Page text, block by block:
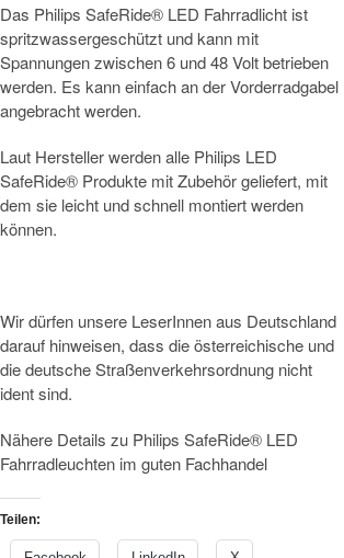
Das Philips SafeRide® LED Fahrradlicht ist
spritzwassergeschützt und kann mit
Spannungen zwischen 6 und 48 Volt betrieben
werden. Es kann einfach an der Vorderradgabel
angebracht werden.
Laut Hersteller werden alle Philips LED
SafeRide® Produkte mit Zubehör geliefert, mit
dem sie leicht und schnell montiert werden
können.
Wir dürfen unsere LeserInnen aus Deutschland
darauf hinweisen, dass die österreichische und
die deutsche Straßenverkehrsordnung nicht
ident sind.
Nähere Details zu Philips SafeRide® LED
Fahrradleuchten im guten Fachhandel
Teilen: